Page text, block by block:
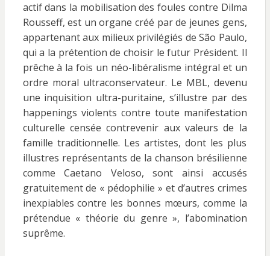
actif dans la mobilisation des foules contre Dilma
Rousseff, est un organe créé par de jeunes gens,
appartenant aux milieux privilégiés de São Paulo,
qui a la prétention de choisir le futur Président. Il
prêche à la fois un néo-libéralisme intégral et un
ordre moral ultraconservateur. Le MBL, devenu
une inquisition ultra-puritaine, s’illustre par des
happenings violents contre toute manifestation
culturelle censée contrevenir aux valeurs de la
famille traditionnelle. Les artistes, dont les plus
illustres représentants de la chanson brésilienne
comme Caetano Veloso, sont ainsi accusés
gratuitement de « pédophilie » et d’autres crimes
inexpiables contre les bonnes mœurs, comme la
prétendue « théorie du genre », l’abomination
suprême.